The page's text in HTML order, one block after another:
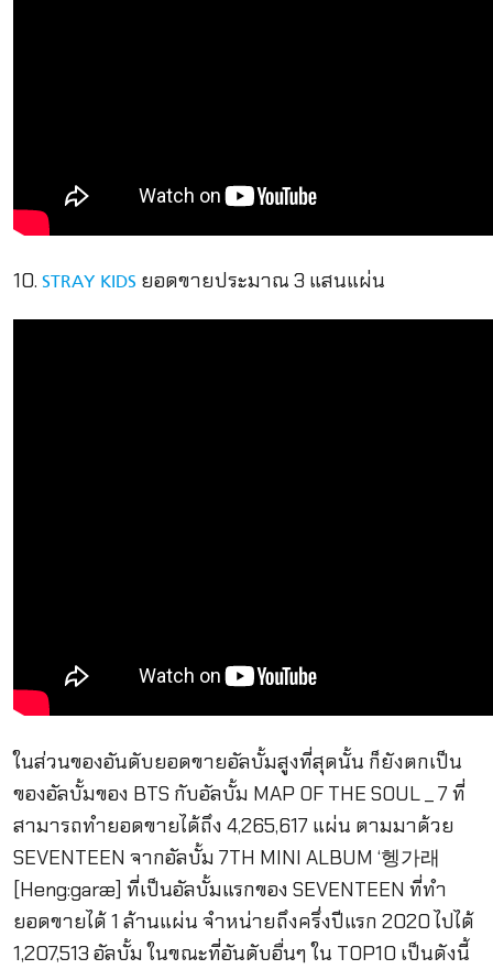
10. STRAY KIDS ยอดขายประมาณ 3 แสนแผ่น
ในส่วนของอันดับยอดขายอัลบั้มสูงที่สุดนั้น ก็ยังตกเป็น
ของอัลบั้มของ BTS กับอัลบั้ม MAP OF THE SOUL _ 7 ที่
สามารถทำยอดขายได้ถึง 4,265,617 แผ่น ตามมาด้วย
SEVENTEEN จากอัลบั้ม 7TH MINI ALBUM ‘헹가래
[Heng:garæ] ที่เป็นอัลบั้มแรกของ SEVENTEEN ที่ทำ
ยอดขายได้ 1 ล้านแผ่น จำหน่ายถึงครึ่งปีแรก 2020 ไปได้
1,207,513 อัลบั้ม ในขณะที่อันดับอื่นๆ ใน TOP10 เป็นดังนี้